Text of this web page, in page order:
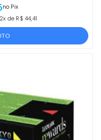
no Pix
de R$ 44,41